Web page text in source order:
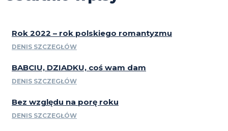
Rok 2022 – rok polskiego romantyzmu
DENIS SZCZEGŁÓW
BABCIU, DZIADKU, coś wam dam
DENIS SZCZEGŁÓW
Bez względu na porę roku
DENIS SZCZEGŁÓW